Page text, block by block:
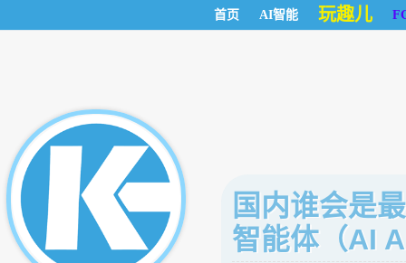
首页 AI智能 玩趣儿
国内谁会是
智能体（AI